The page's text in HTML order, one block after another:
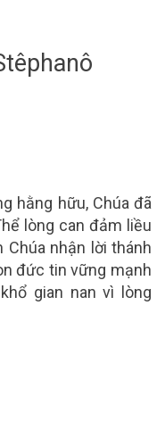
hằng hữu, Chúa đã
lòng can đảm liều
Chúa nhận lời thánh
đức tin vững mạnh
gian nan vì lòng